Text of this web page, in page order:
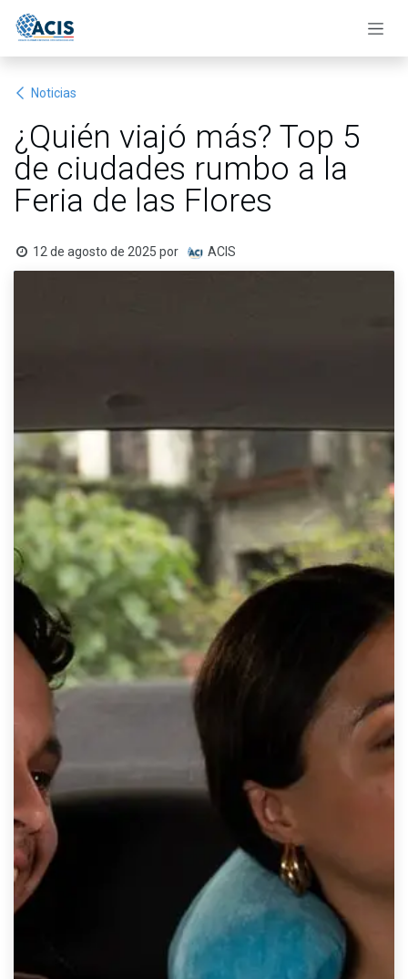
Noticias
¿Quién viajó más? Top 5
de ciudades rumbo a la
Feria de las Flores
12 de agosto de 2025 por ACIS